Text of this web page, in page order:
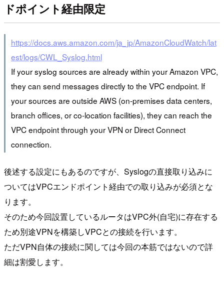
ドポイント経由限定
https://docs.aws.amazon.com/ja_jp/AmazonCloudWatch/lat
est/logs/CWL_Syslog.html
If your syslog sources are already within your Amazon VPC,
they can send messages directly to the VPC endpoint. If
your sources are outside AWS (on-premises data centers,
branch offices, or co-location facilities), they can reach the
VPC endpoint through your VPN or Direct Connect
connection.
後述する設定にもあるのですが、Syslogの直接取り込みに
ついてはVPCエンドポイント経由での取り込みが必須とな
ります。
そのため今回設置しているルータはVPC外(自宅)に存在する
ため別途VPNを構築しVPCとの接続を行います。
ただVPN自体の接続に関しては今回の本筋ではないので詳
細は割愛します。